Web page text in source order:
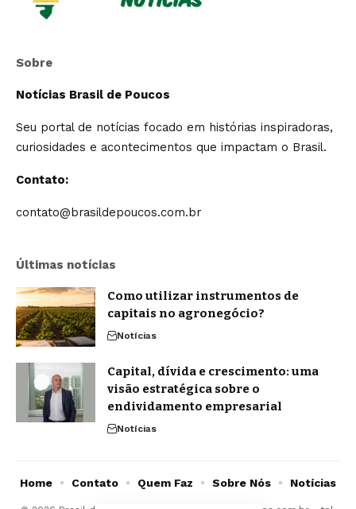
Sobre
Notícias Brasil de Poucos
Seu portal de notícias focado em histórias inspiradoras,
curiosidades e acontecimentos que impactam o Brasil.
Contato:
contato@brasildepoucos.com.br
Últimas notícias
Como utilizar instrumentos de
capitais no agronegócio?
Notícias
Capital, dívida e crescimento: uma
visão estratégica sobre o
endividamento empresarial
Notícias
Home Contato Quem Faz Sobre Nós Notícias